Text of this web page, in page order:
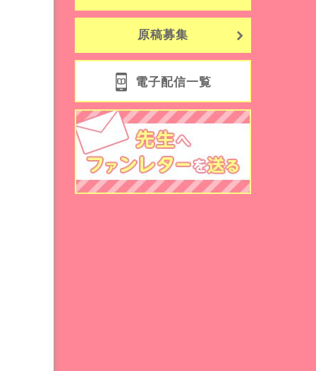
原稿募集
電子配信一覧